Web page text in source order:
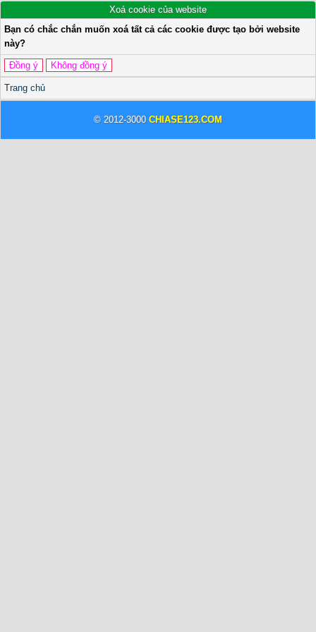
Xoá cookie của website
Bạn có chắc chắn muốn xoá tất cả các cookie được tạo bởi website
này?
Trang chủ
© 2012-3000 CHIASE123.COM